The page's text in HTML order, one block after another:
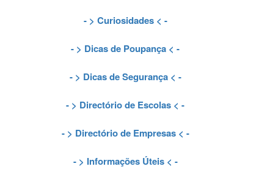
- > Curiosidades< -
- > Dicas de Poupança < -
- > Dicas de Segurança< -
- > Directório de Escolas < -
- > Directório de Empresas< -
- > Informações Úteis< -